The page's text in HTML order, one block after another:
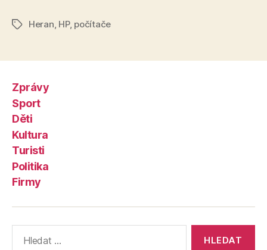
ŠtítkyHeran HP, počítače
Zprávy
Sport
Děti
Kultura
Turisti
Politika
Firmy
vyhledávání: